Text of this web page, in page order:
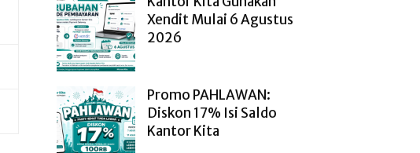
Xendit Mulai 6 Agustus
2026
Promo PAHLAWAN:
Diskon 17% Isi Saldo
Kantor Kita